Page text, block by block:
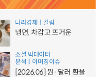
나라경제ㅣ칼럼
냉면, 차갑고 뜨거운
소셜 빅데이터
분석ㅣ이머징이슈
[2026.06] 원·달러 환율